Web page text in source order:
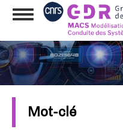
Aller
principal
Toggle
Mot-clé